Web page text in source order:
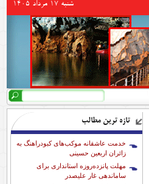
شنبه 17 مرداد 1405
فرم جستجو
جستجو
تازه ترین مطالب
خدمت عاشقانه موکب‌های کبودراهنگ به
زائران اربعین حسینی
مهلت پانزده‌روزه استانداری برای
ساماندهی غار علیصدر